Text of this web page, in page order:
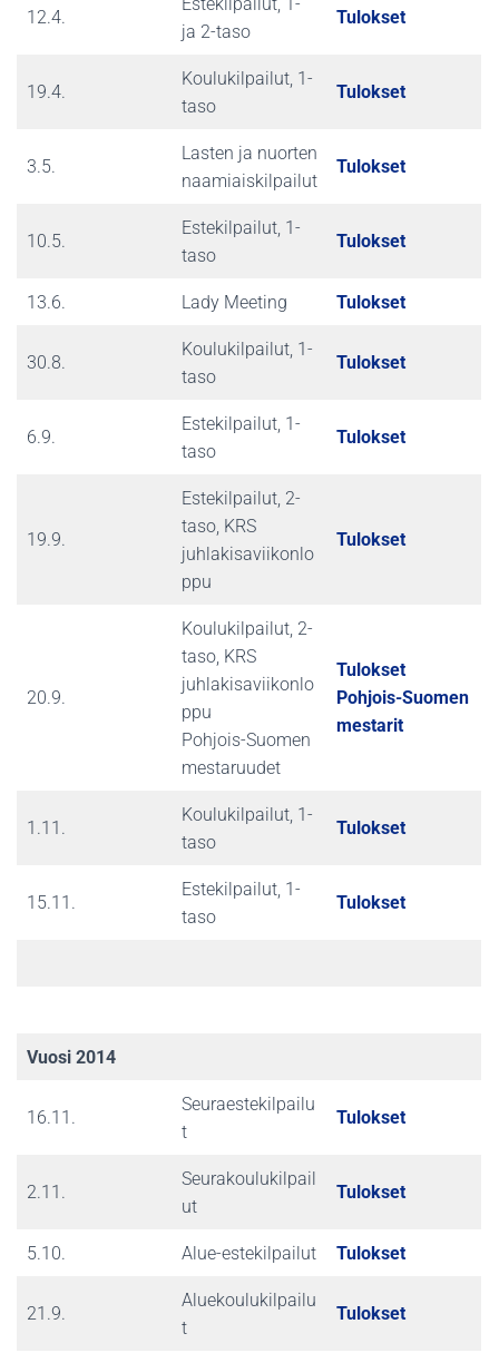
12.4.
ja 2-taso
Tulokset
19.4.
Koulukilpailut, 1-
taso
Tulokset
3.5.
Lasten ja nuorten
naamiaiskilpailut
Tulokset
10.5.
Estekilpailut, 1-
taso
Tulokset
13.6. Lady Meeting Tulokset
30.8.
Koulukilpailut, 1-
taso
Tulokset
6.9.
Estekilpailut, 1-
taso
Tulokset
19.9.
Estekilpailut, 2-
taso, KRS
juhlakisaviikonlo
ppu
Tulokset
20.9.
Koulukilpailut, 2-
taso, KRS
juhlakisaviikonlo
ppu
Pohjois-Suomen
mestaruudet
Tulokset
Pohjois-Suomen
mestarit
1.11.
Koulukilpailut, 1-
taso
Tulokset
15.11.
Estekilpailut, 1-
taso
Tulokset
Vuosi 2014
16.11.
Seuraestekilpailu
t
Tulokset
2.11.
Seurakoulukilpail
ut
Tulokset
5.10. Alue-estekilpailut Tulokset
21.9.
Aluekoulukilpailu
t
Tulokset